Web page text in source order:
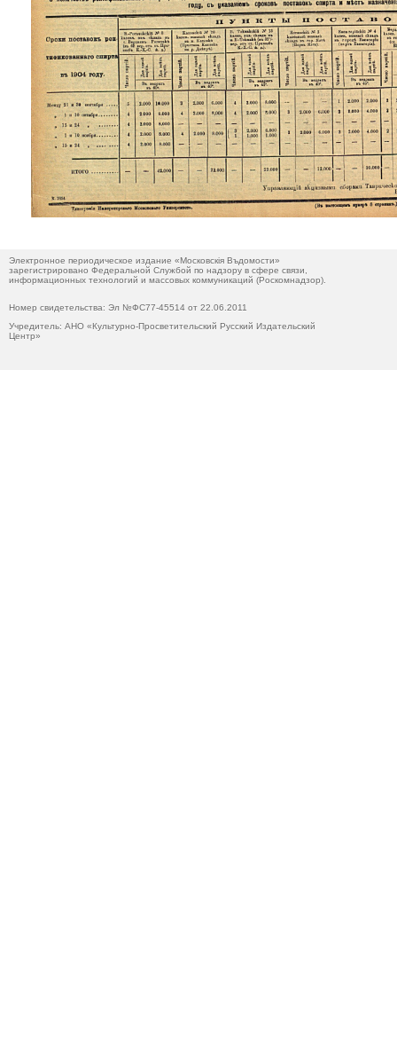
Электронное периодическое издание «Московскiя Въдомости»
зарегистрировано Федеральной Службой по надзору в сфере связи,
информационных технологий и массовых коммуникаций (Роскомнадзор).
Номер свидетельства: Эл №ФС77-45514 от 22.06.2011
Учредитель: АНО «Культурно-Просветительский Русский Издательский
Центр»